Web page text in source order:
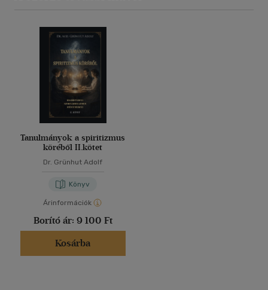
Tanulmányok a spiritizmus
köréből II.kötet
Dr. Grünhut Adolf
Könyv
Árinformációk
Borító ár: 9 100 Ft
Kosárba